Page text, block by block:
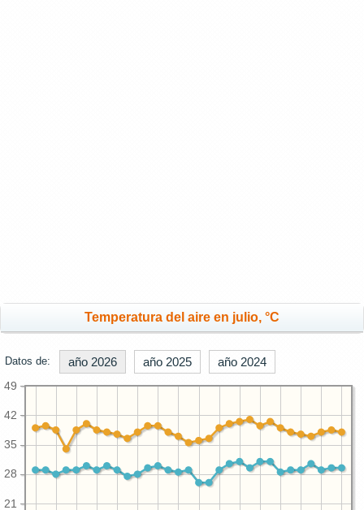
Temperatura del aire en julio, °C
Datos de: año 2026 año 2025 año 2024
21
28
35
42
49